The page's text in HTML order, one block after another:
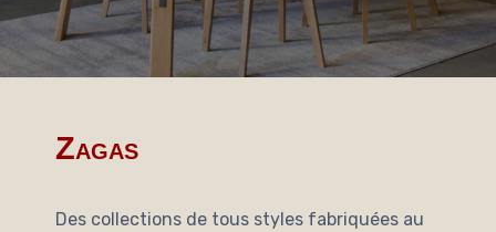
Zagas
Des collections de tous styles fabriquées au